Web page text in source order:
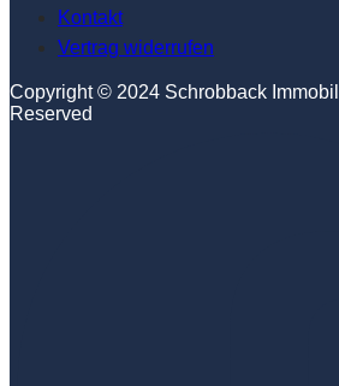
Kontakt
Vertrag widerrufen
Copyright © 2024 Schrobback
Reserved